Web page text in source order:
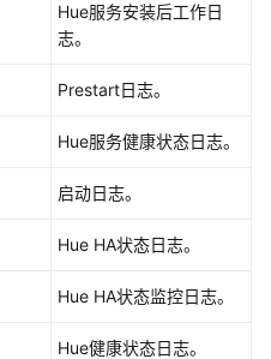
Hue服务安装后工作日
志。
Prestart日志。
Hue服务健康状态日志。
启动日志。
Hue HA状态日志。
Hue HA状态监控日志。
Hue健康状态日志。